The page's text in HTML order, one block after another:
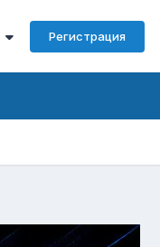
Регистрация